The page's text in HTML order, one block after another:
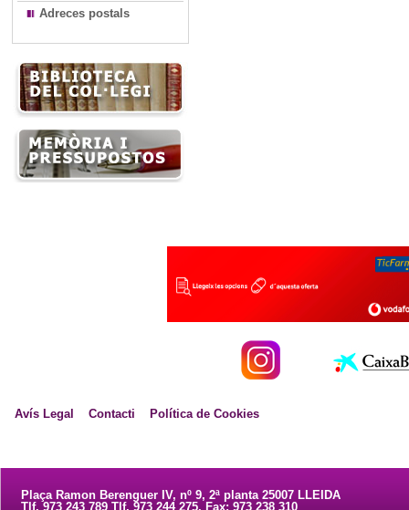
Adreces postals
Avís Legal Contacti Política de Cookies
Plaça Ramon Berenguer IV, nº 9, 2ª planta 25007 LLEIDA
Tlf. 973 243 789 Tlf. 973 244 275. Fax: 973 238 310